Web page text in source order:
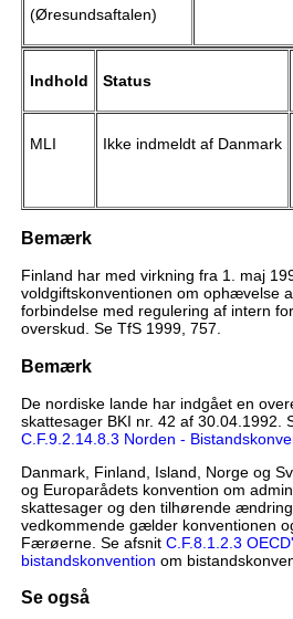
(Øresundsaftalen)
Indhold Status
MLI Ikke indmeldt af Danmark
Bemærk
Finland har med virkning fra 1. maj
voldgiftskonventionen om ophævelse
forbindelse med regulering af intern
overskud. Se TfS 1999, 757.
Bemærk
De nordiske lande har indgået en
skattesager BKI nr. 42 af 30.04.1992.
C.F.9.2.14.8.3 Norden -
Danmark, Finland, Island, Norge og
og Europarådets konvention om
skattesager og den tilhørende
vedkommende gælder konventionen
Færøerne. Se afsnit C.F.8.1.2.3
bistandskonvention om
Se også